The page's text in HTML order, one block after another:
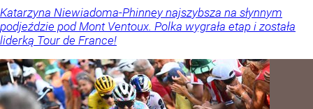
Katarzyna Niewiadoma-Phinney najszybsza na słynnym
podjeździe pod Mont Ventoux. Polka wygrała etap i została
liderką Tour de France!